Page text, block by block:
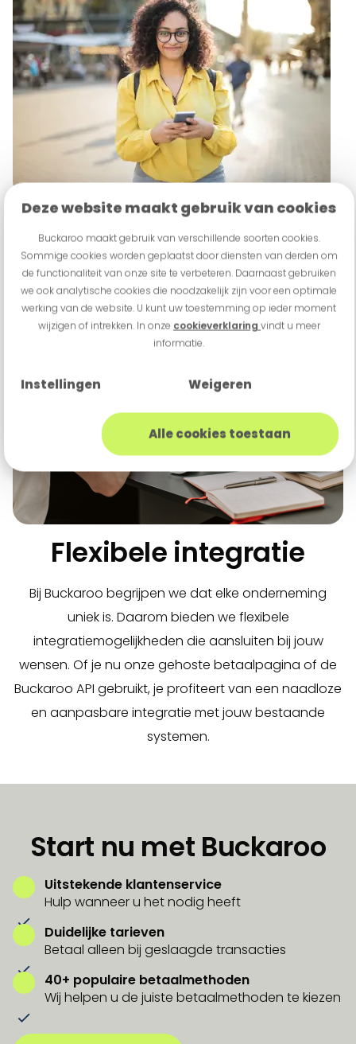
Deze website maakt gebruik van cookies
Buckaroo maakt gebruik van verschillende soorten cookies.
Sommige cookies worden geplaatst door diensten van derden om
de functionaliteit van onze site te verbeteren. Daarnaast gebruiken
we ook analytische cookies die noodzakelijk zijn voor een optimale
werking van de website. U kunt uw toestemming op ieder moment
wijzigen of intrekken. In onze cookieverklaring vindt u meer
informatie.
Instellingen Weigeren
Alle cookies toestaan
Flexibele integratie
Bij Buckaroo begrijpen we dat elke onderneming
uniek is. Daarom bieden we flexibele
integratiemogelijkheden die aansluiten bij jouw
wensen. Of je nu onze gehoste betaalpagina of de
Buckaroo API gebruikt, je profiteert van een naadloze
en aanpasbare integratie met jouw bestaande
systemen.
Start nu met Buckaroo
Uitstekende klantenservice
Hulp wanneer u het nodig heeft
Duidelijke tarieven
Betaal alleen bij geslaagde transacties
40+ populaire betaalmethoden
Wij helpen u de juiste betaalmethoden te kiezen